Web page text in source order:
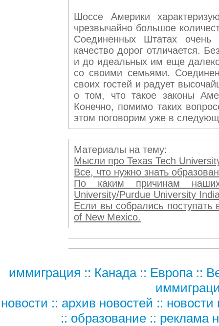
Шоссе Америки
чрезвычайно большое
Соединенных Штатах очень
качество дорог отличается.
и до идеальных им еще
со своими семьями.
своих гостей и радует
о том, что такое законы
Конечно, помимо таких
этом поговорим уже в
Материалы на тему:
Мысли про Texas Tech
Все, что нужно знать
По каким причинам наших
University/Purdue University
Если вы собрались
of New Mexico.
иммиграция :: Канада:: Европа::
новости :: архив новостей :: новости
:: образование :: реклама